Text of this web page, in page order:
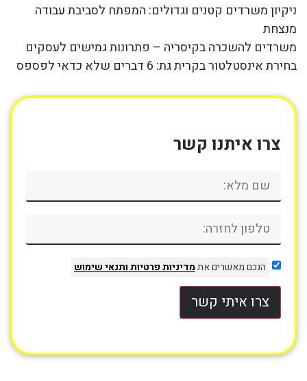
ניקיון משרדים קטנים וגדולים: המפתח לסביבת עבודה
מנצחת
משרדים להשכרה בקיסריה – פתרונות גמישים לעסקים
בחירת אינסטלטור בקרית גת: 6 דברים שלא כדאי לפספס
צרו איתנו קשר
הנכם מאשרים אתמדיניות פרטיותותנאי שימוש
צרו איתי קשר